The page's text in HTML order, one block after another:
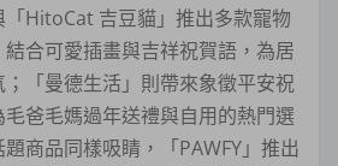
HitoCat 吉豆貓」推出多款寵物
合可愛插畫與吉祥祝賀語，為居
「曼德生活」則帶來象徵平安祝
爸毛媽過年送禮與自用的熱門選
商品同樣吸睛，「PAWFY」推出